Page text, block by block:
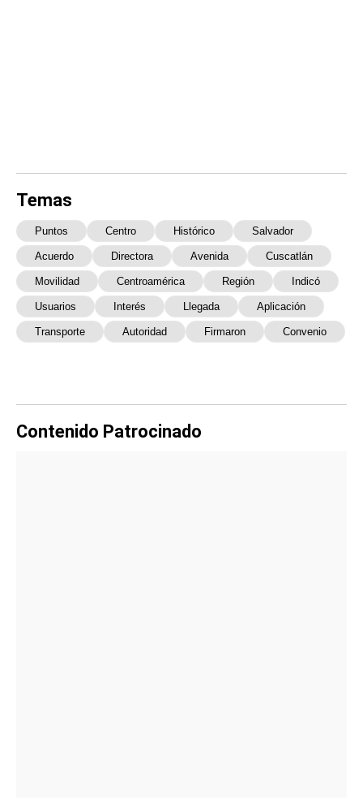
Temas
Puntos Centro Histórico Salvador
Acuerdo Directora Avenida Cuscatlán
Movilidad Centroamérica Región Indicó
Usuarios Interés Llegada Aplicación
Transporte Autoridad Firmaron Convenio
Contenido Patrocinado